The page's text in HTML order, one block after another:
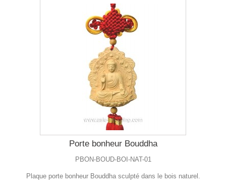
Porte bonheur Bouddha
PBON-BOUD-BOI-NAT-01
Plaque porte bonheur Bouddha sculpté dans le bois naturel.